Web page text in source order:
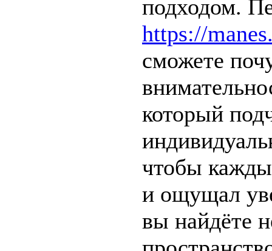
подходом.
https://
сможете
который
чтобы
и ощущал
вы найдёте